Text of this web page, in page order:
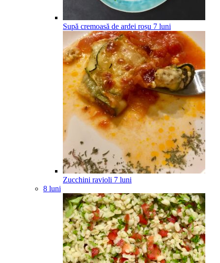
Supă cremoasă de ardei roșu 7 luni
Zucchini ravioli 7 luni
8 luni